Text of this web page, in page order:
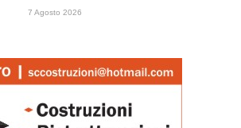
7 Agosto 2026